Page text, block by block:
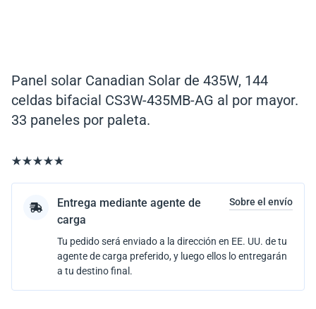
Panel solar Canadian Solar de 435W, 144
celdas bifacial CS3W-435MB-AG al por mayor.
33 paneles por paleta.
Entrega mediante agente de
carga
Sobre el envío
Tu pedido será enviado a la dirección en EE. UU. de tu
agente de carga preferido, y luego ellos lo entregarán
a tu destino final.